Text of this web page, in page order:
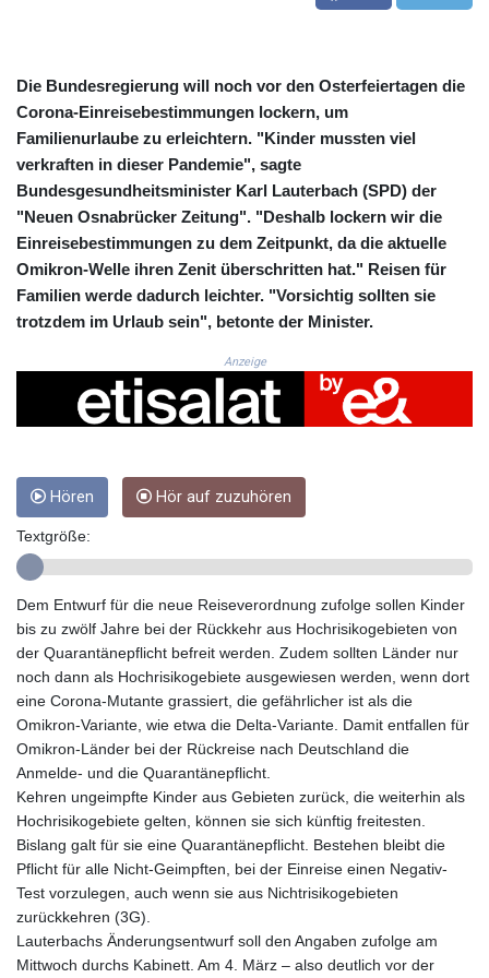
CRC 525.509359
CVE 110.646682
DJF 205.46888
DKK 7.477932
DOP 67.345355
DZD 153.688625
EGP 57.293288
ERN 17.342035
ETB 184.982115
FJD 2.553384
FKP 0.8566
GEL 3.017966
GGP 0.8566
GHS 13.596606
GNF 10145.090599
HKD 9.067746
HNL 31.077375
HRK 7.536622
HTG 151.150865
HUF 363.096405
IDR 20580.370421
ILS 3.468234
IMP 0.8566
INR 109.992259
IQD 1515.115748
IRR
1590322.371805
ISK 142.598215
JEP 0.8566
JMD 183.583315
JPY 182.445186
KES 148.887592
Die Bundesregierung will noch vor den Osterfeiertagen die
Corona-Einreisebestimmungen lockern, um
Familienurlaube zu erleichtern. "Kinder mussten viel
verkraften in dieser Pandemie", sagte
Bundesgesundheitsminister Karl Lauterbach (SPD) der
"Neuen Osnabrücker Zeitung". "Deshalb lockern wir die
Einreisebestimmungen zu dem Zeitpunkt, da die aktuelle
Omikron-Welle ihren Zenit überschritten hat." Reisen für
Familien werde dadurch leichter. "Vorsichtig sollten sie
trotzdem im Urlaub sein", betonte der Minister.
Anzeige
Hören Hör auf zuzuhören
Textgröße:
Dem Entwurf für die neue Reiseverordnung zufolge sollen Kinder
bis zu zwölf Jahre bei der Rückkehr aus Hochrisikogebieten von
der Quarantänepflicht befreit werden. Zudem sollten Länder nur
noch dann als Hochrisikogebiete ausgewiesen werden, wenn dort
eine Corona-Mutante grassiert, die gefährlicher ist als die
Omikron-Variante, wie etwa die Delta-Variante. Damit entfallen für
Omikron-Länder bei der Rückreise nach Deutschland die
Anmelde- und die Quarantänepflicht.
Kehren ungeimpfte Kinder aus Gebieten zurück, die weiterhin als
Hochrisikogebiete gelten, können sie sich künftig freitesten.
Bislang galt für sie eine Quarantänepflicht. Bestehen bleibt die
Pflicht für alle Nicht-Geimpften, bei der Einreise einen Negativ-
Test vorzulegen, auch wenn sie aus Nichtrisikogebieten
zurückkehren (3G).
Lauterbachs Änderungsentwurf soll den Angaben zufolge am
Mittwoch durchs Kabinett. Am 4. März – also deutlich vor der